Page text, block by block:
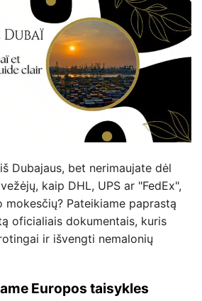
Dubajaus, bet nerimaujate dėl
kaip DHL, UPS ar "FedEx",
Pateikiame paprastą
oficialiais dokumentais, kuris
ir išvengti nemalonių
Europos taisykles